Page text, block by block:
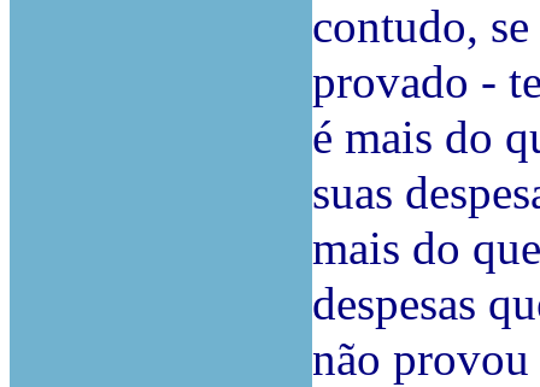
contudo,
provado -
é mais do
suas
mais do
despesas
não